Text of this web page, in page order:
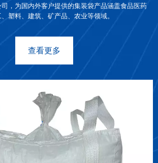
，为国内外客户提供的集装袋产品涵盖食品医药
塑料、建筑、矿产品、农业等领域。
查看更多